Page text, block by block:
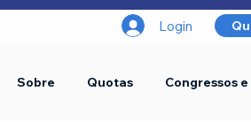
Login
Sobre Quotas Congressos